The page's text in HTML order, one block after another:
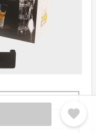
favorite